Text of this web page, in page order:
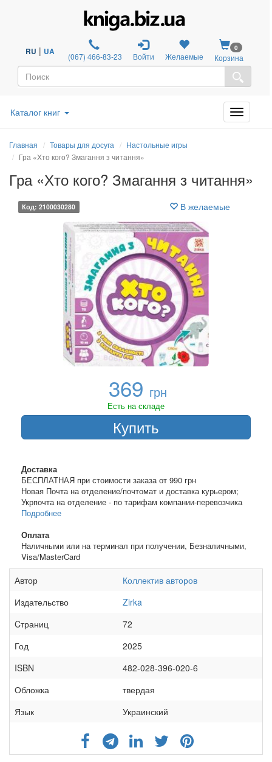
RU | UA (067) 466-83-23 Войти Желаемые
0
Корзина
Каталог книг
Главная Товары для досуга
Настольные игры
Гра «Хто кого? Змагання з читання»
Гра «Хто кого? Змагання з читання»
Код: 2100030280 В желаемые
369 грн
Есть на складе
Купить
Доставка
БЕСПЛАТНАЯ при стоимости заказа от 990 грн
Новая Почта на отделение/почтомат и доставка курьером;
Укрпочта на отделение - по тарифам компании-перевозчика
Подробнее
Оплата
Наличными или на терминал при получении, Безналичными,
Visa/MasterCard
Автор
Коллектив авторов
Издательство
Zirka
Cтраниц
72
Год
2025
ISBN
482-028-396-020-6
Обложка
твердая
Язык
Украинский